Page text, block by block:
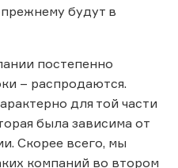
будут в
постепенно
– распродаются.
для той части
была зависима от
Скорее всего, мы
компаний во втором